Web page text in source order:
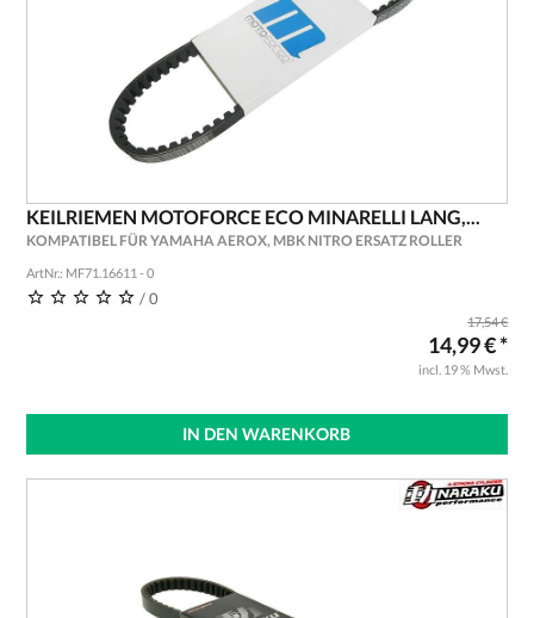
KEILRIEMEN MOTOFORCE ECO MINARELLI LANG,...
KOMPATIBEL FÜR YAMAHA AEROX, MBK NITRO ERSATZ ROLLER
ArtNr.: MF71.16611 - 0
/ 0
17,54 €
14,99 € *
incl. 19 % Mwst.
IN DEN WARENKORB